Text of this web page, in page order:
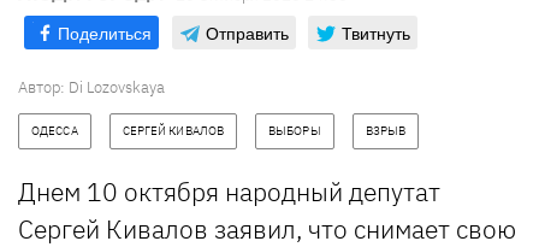
Поделиться Отправить Твитнуть
Автор: Di Lozovskaya
ОДЕССА СЕРГЕЙ КИВАЛОВ ВЫБОРЫ ВЗРЫВ
Днем 10 октября народный депутат
Сергей Кивалов заявил, что снимает свою